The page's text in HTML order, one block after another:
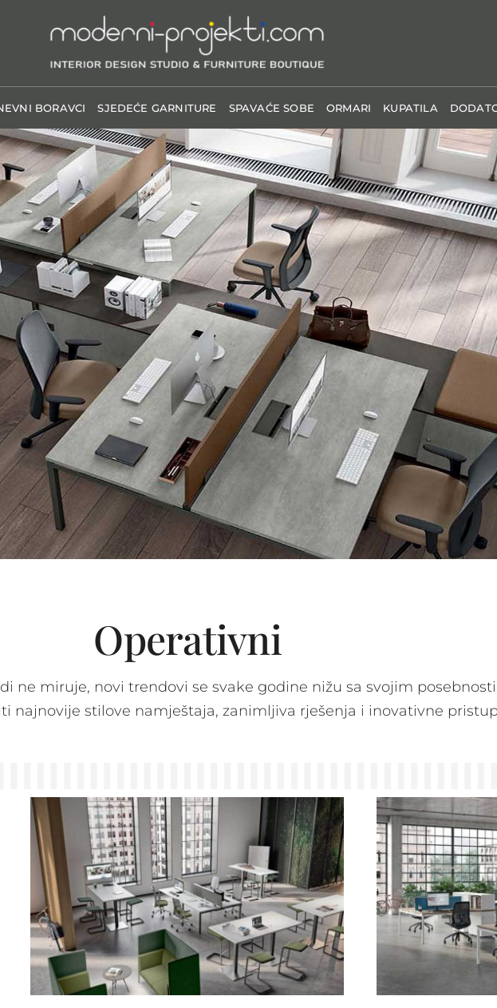
BORAVCI SJEDEĆE GARNITURE SPAVAĆE SOBE ORMARI KUPATILA
Operativni
ne miruje, novi trendovi se svake godine nižu sa svojim
najnovije stilove namještaja, zanimljiva rješenja i inovativne